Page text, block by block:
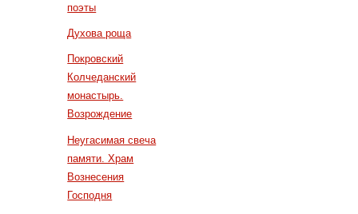
поэты
Духова роща
Покровский
Колчеданский
монастырь.
Возрождение
Неугасимая свеча
памяти. Храм
Вознесения
Господня